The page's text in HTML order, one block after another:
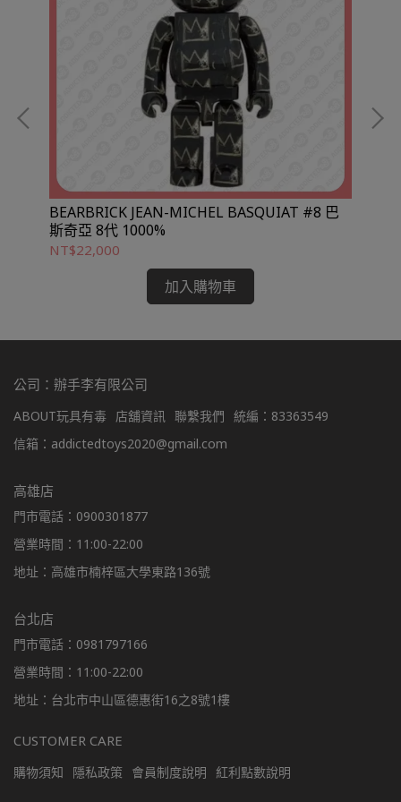
BEARBRICK JEAN-MICHEL BASQUIAT #8 巴
斯奇亞 8代 1000%
NT$22,000
加入購物車
公司：辦手李有限公司
ABOUT玩具有毒 店舖資訊 聯繫我們 統編：83363549
信箱：addictedtoys2020@gmail.com
高雄店
門市電話：0900301877
營業時間：11:00-22:00
地址：高雄市楠梓區大學東路136號
台北店
門市電話：0981797166
營業時間：11:00-22:00
地址：台北市中山區德惠街16之8號1樓
CUSTOMER CARE
購物須知 隱私政策 會員制度說明 紅利點數說明